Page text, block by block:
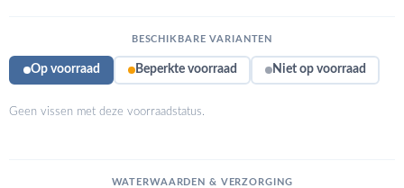
BESCHIKBARE VARIANTEN
Op voorraad Beperkte voorraad Niet op voorraad
Geen vissen met deze voorraadstatus.
WATERWAARDEN & VERZORGING